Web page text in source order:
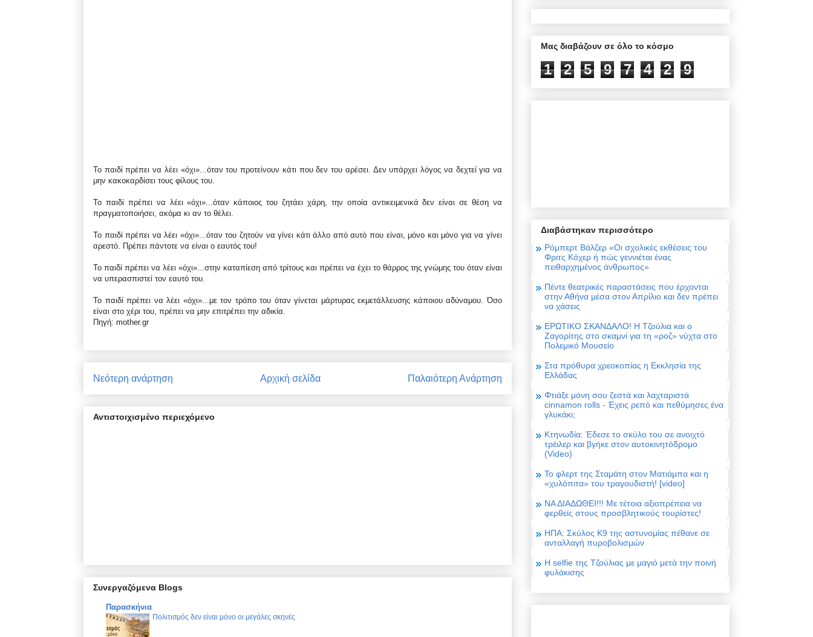
Το παιδί πρέπει να λέει «όχι»...όταν του προτείνουν κάτι που δεν του αρέσει. Δεν υπάρχει λόγος να δεχτεί για να
μην κακοκαρδίσει τους φίλους του.
Το παιδί πρέπει να λέει «όχι»...όταν κάποιος του ζητάει χάρη, την οποία αντικειμενικά δεν είναι σε θέση να
πραγματοποιήσει, ακόμα κι αν το θέλει.
Το παιδί πρέπει να λέει «όχι»...όταν του ζητούν να γίνει κάτι άλλο από αυτό που είναι, μόνο και μόνο για να γίνει
αρεστό. Πρέπει πάντοτε να είναι ο εαυτός του!
Το παιδί πρέπει να λέει «όχι»...στην καταπίεση από τρίτους και πρέπει να έχει το θάρρος της γνώμης του όταν είναι
να υπερασπιστεί τον εαυτό του.
Το παιδί πρέπει να λέει «όχι»...με τον τρόπο του όταν γίνεται μάρτυρας εκμετάλλευσης κάποιου αδύναμου. Όσο
είναι στο χέρι του, πρέπει να μην επιτρέπει την αδικία.
Πηγή: mother.gr
Νεότερη ανάρτηση Παλαιότερη Ανάρτηση
Αρχική σελίδα
Αντιστοιχισμένο περιεχόμενο
Συνεργαζόμενα Blogs
Παρασκήνια
Πολιτισμός δεν είναι μόνο οι μεγάλες σκηνές
Μας διαβάζουν σε όλο το κόσμο
1 2 5 9 7 4 2 9
Διαβάστηκαν περισσότερο
Ρόμπερτ Βάλζερ «Οι σχολικές εκθέσεις του
Φριτς Κόχερ ή πώς γεννιέται ένας
πειθαρχημένος άνθρωπος»
Πέντε θεατρικές παραστάσεις που έρχονται
στην Αθήνα μέσα στον Απρίλιο και δεν πρέπει
να χάσεις
ΕΡΩΤΙΚΟ ΣΚΑΝΔΑΛΟ! Η Τζούλια και ο
Ζαγορίτης στο σκαμνί για τη «ροζ» νύχτα στο
Πολεμικό Μουσείο
Στα πρόθυρα χρεοκοπίας η Εκκλησία της
Ελλάδας
Φτιάξε μόνη σου ζεστά και λαχταριστά
cinnamon rolls - Έχεις ρεπό και πεθύμησες ένα
γλυκάκι;
Κτηνωδία: Έδεσε το σκύλο του σε ανοιχτό
τρέιλερ και βγήκε στον αυτοκινητόδρομο
(Video)
Το φλερτ της Σταμάτη στον Ματιάμπα και η
«χυλόπιτα» του τραγουδιστή! [video]
ΝΑ ΔΙΑΔΩΘΕΙ!!! Με τέτοια αξιοπρέπεια να
φερθείς στους προσβλητικούς τουρίστες!
ΗΠΑ: Σκύλος Κ9 της αστυνομίας πέθανε σε
ανταλλαγή πυροβολισμών
Η selfie της Τζούλιας με μαγιό μετά την ποινή
φυλάκισης